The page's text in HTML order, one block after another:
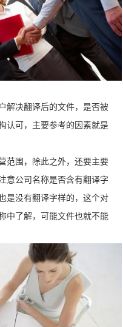
解决翻译后的文件，是否被
认可，主要参考的因素就是
范围，除此之外，还要主要
意公司名称是否含有翻译字
是没有翻译字样的，这个对
中了解，可能文件也就不能